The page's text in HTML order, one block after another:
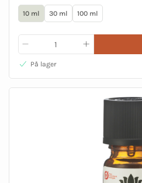
10 ml 30 ml 100 ml
På lager